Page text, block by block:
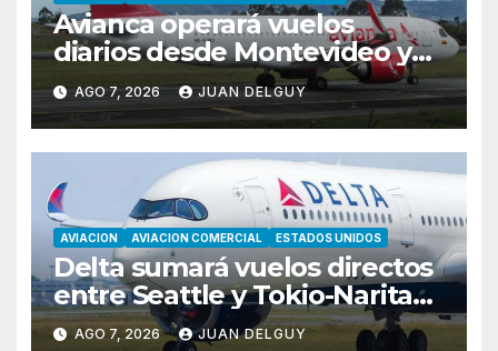
Avianca operará vuelos
diarios desde Montevideo y
Asunción hacia Bogotá
AGO 7, 2026 JUAN DELGUY
AVIACION AVIACION COMERCIAL ESTADOS UNIDOS
Delta sumará vuelos directos
entre Seattle y Tokio-Narita
desde marzo de 2027
AGO 7, 2026 JUAN DELGUY